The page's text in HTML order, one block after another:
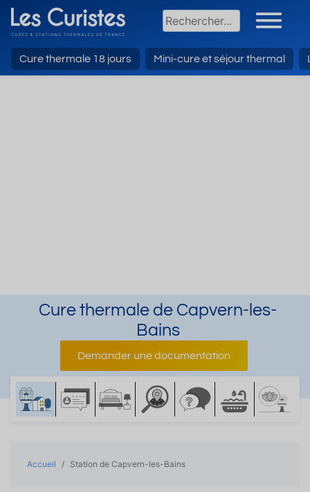
Cure thermale 18 jours Mini-cure et séjour thermal
Cure thermale de Capvern-les-
Bains
Demander une documentation
Accueil Station de Capvern-les-Bains